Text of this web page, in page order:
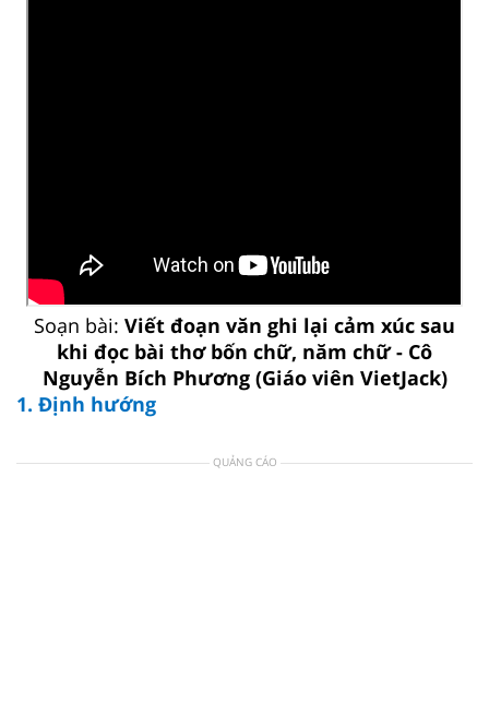
Soạn bài: Viết đoạn văn ghi lại cảm xúc sau
khi đọc bài thơ bốn chữ, năm chữ - Cô
Nguyễn Bích Phương (Giáo viên VietJack)
1. Định hướng
QUẢNG CÁO